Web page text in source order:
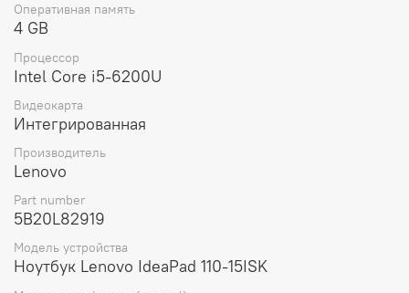
ноутбука. Интегрированная видеочип обеспечивает
качественное изображение и позволяет наслаждаться
просмотром видео и играми.
В комплект поставки материнской платы входит сама
плата, что позволяет вам сразу приступить к установке.
делает ее легкой и удобной для транспортировки и
установки.
Выбирая материнскую плату для ноутбука Lenovo
вы получаете оригинальную запчасть от проверенного
производителя, которая обеспечит стабильную работу
вашего устройства и продлит его срок службы.
Оперативная память
4 GB
Процессор
Intel Core i5-6200U
Видеокарта
Интегрированная
Производитель
Lenovo
Part number
5B20L82919
Модель устройства
Ноутбук Lenovo IdeaPad 110-15ISK